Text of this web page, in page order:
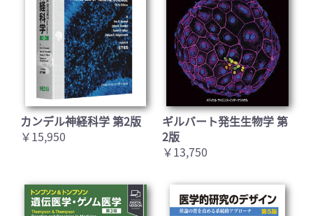
カンデル神経科学 第2版
￥15,950
ギルバート発生生物学 第
2版
￥13,750